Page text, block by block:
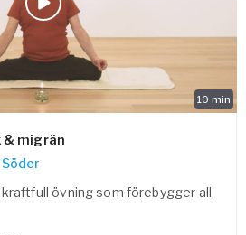
10 min
& migrän
Söder
övning som förebygger all